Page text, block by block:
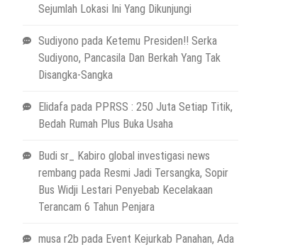
Sejumlah Lokasi Ini Yang Dikunjungi
Sudiyono pada Ketemu Presiden!! Serka
Sudiyono, Pancasila Dan Berkah Yang Tak
Disangka-Sangka
Elidafapada PPRSS : 250 Juta Setiap Titik,
Bedah Rumah Plus Buka Usaha
Budi sr_ Kabiro global investigasi news
rembang pada Resmi Jadi Tersangka, Sopir
Bus Widji Lestari Penyebab Kecelakaan
Terancam 6 Tahun Penjara
musa r2b pada Event Kejurkab Panahan, Ada